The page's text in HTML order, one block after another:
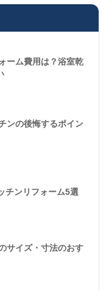
ーム費用は？浴室乾
ンの後悔するポイン
チンリフォーム5選
サイズ・寸法のおす